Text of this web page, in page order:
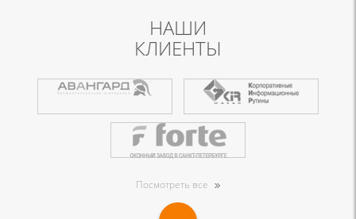
НАШИ
КЛИЕНТЫ
Посмотреть все